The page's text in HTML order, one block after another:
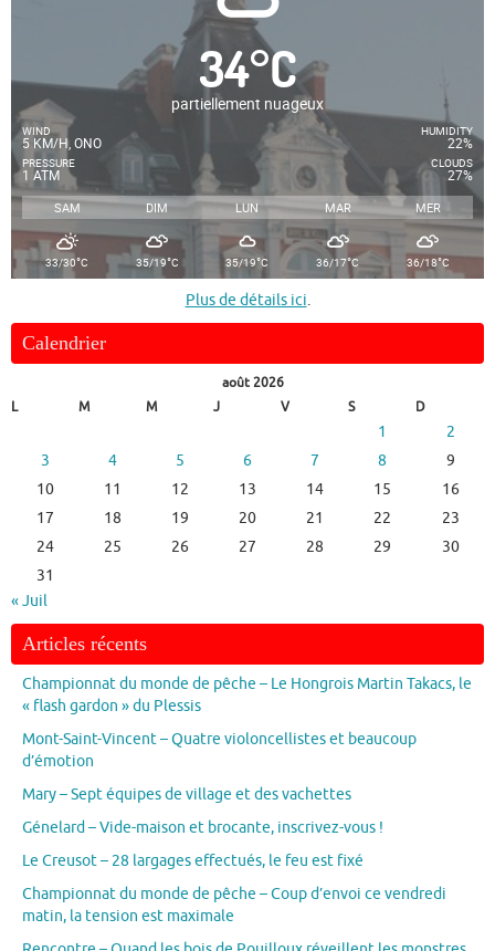
34°C
partiellement nuageux
WIND
5 KM/H, ONO
PRESSURE
1 ATM
HUMIDITY
22%
CLOUDS
27%
SAM DIM LUN MAR MER
33/30°C 35/19°C 35/19°C 36/17°C 36/18°C
Plus de détails ici.
Calendrier
août 2026
L
M M J V S D
1
2
3
4 5 6 7 8
9
10
11 12 13 14 15
16
17
18 19 20 21 22
23
24
25 26 27 28 29
30
31
« Juil
Articles récents
Championnat du monde de pêche – Le Hongrois Martin Takacs, le
« flash gardon » du Plessis
Mont-Saint-Vincent – Quatre violoncellistes et beaucoup
d’émotion
Mary – Sept équipes de village et des vachettes
Génelard – Vide-maison et brocante, inscrivez-vous !
Le Creusot – 28 largages effectués, le feu est fixé
Championnat du monde de pêche – Coup d’envoi ce vendredi
matin, la tension est maximale